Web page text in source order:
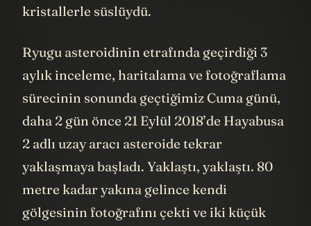
kristallerle süslüydü.
Ryugu asteroidinin etrafında geçirdiği 3
aylık inceleme, haritalama ve fotoğraflama
sürecinin sonunda geçtiğimiz Cuma günü,
daha 2 gün önce 21 Eylül 2018’de Hayabusa
2 adlı uzay aracı asteroide tekrar
yaklaşmaya başladı. Yaklaştı, yaklaştı. 80
metre kadar yakına gelince kendi
gölgesinin fotoğrafını çekti ve iki küçük